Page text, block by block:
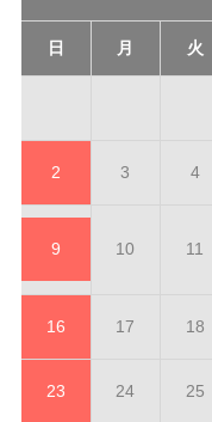
日 月 火
2 3 4
9 10 11
16 17 18
23 24 25